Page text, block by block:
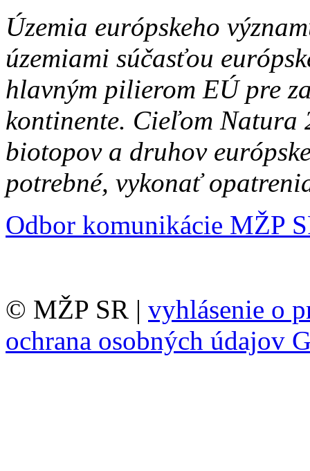
Územia európskeho
územiami súčasťou
hlavným pilierom EÚ pre
kontinente. Cieľom Natura
biotopov a druhov
potrebné, vykonať
Odbor komunikácie MŽP
© MŽP SR | vyhlásenie o
ochrana osobných údajov